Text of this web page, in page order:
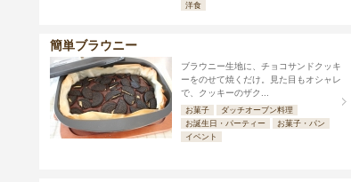
洋食
簡単ブラウニー
ブラウニー生地に、チョコサンドクッキ
ーをのせて焼くだけ。見た目もオシャレ
で、クッキーのザク...
お菓子
ダッチオーブン料理
お誕生日・パーティー
お菓子・パン
イベント